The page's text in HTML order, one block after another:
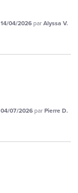
14/04/2026 parAlyssa V.
04/07/2026 parPierre D.